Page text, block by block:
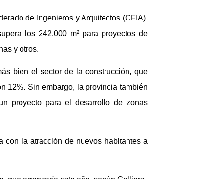
de Ingenieros y Arquitectos (CFIA),
los 242.000 m² para proyectos de
y otros.
bien el sector de la construcción, que
12%. Sin embargo, la provincia también
proyecto para el desarrollo de zonas
con la atracción de nuevos habitantes a